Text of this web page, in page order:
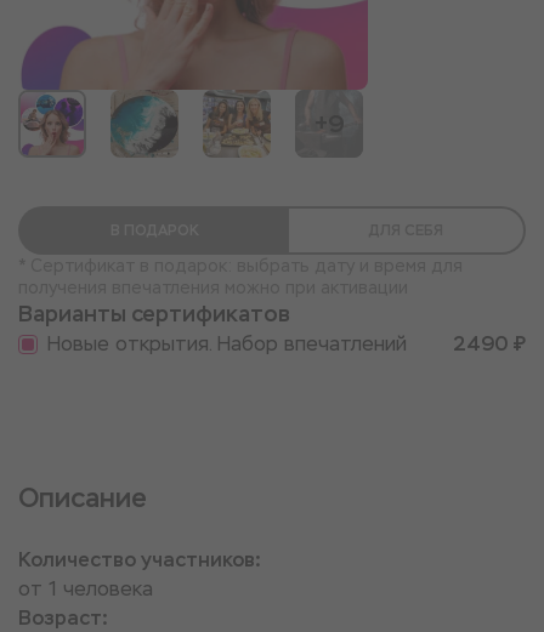
+9
Варианты сертификатов
Новые открытия. Набор впечатлений 2490 ₽
Описание
Количество участников:
от 1 человека
Возраст: